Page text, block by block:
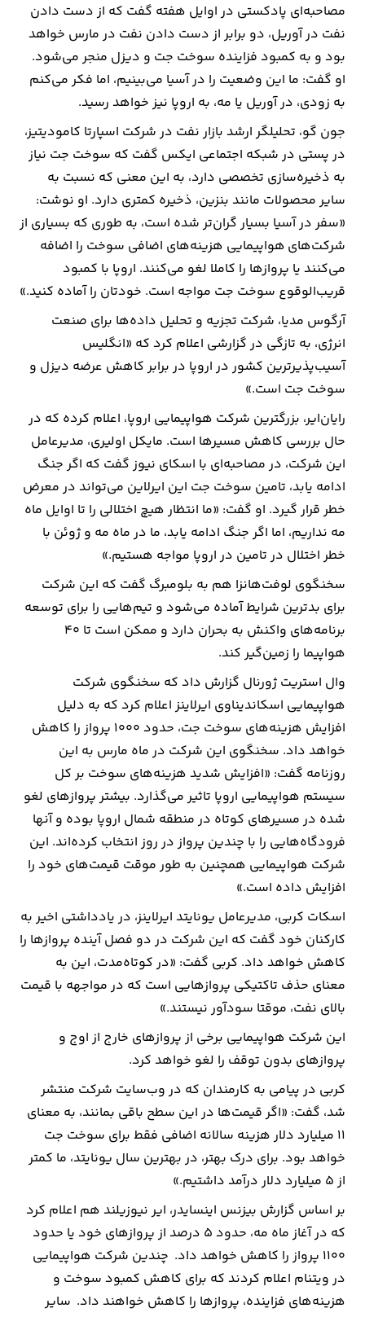
نوتیف
شناور
مصاحبه‌ای پادکستی در اوایل هفته گفت که از دست دادن
نفت در آوریل، دو برابر از دست دادن نفت در مارس خواهد
بود و به کمبود فزاینده سوخت جت و دیزل منجر می‌شود.
او گفت: ما این وضعیت را در آسیا می‌بینیم، اما فکر می‌کنم
به زودی، در آوریل یا مه، به اروپا نیز خواهد رسید.
جون گو، تحلیلگر ارشد بازار نفت در شرکت اسپارتا کامودیتیز،
در پستی در شبکه اجتماعی ایکس گفت که سوخت جت نیاز
به ذخیره‌سازی تخصصی دارد، به این معنی که نسبت به
سایر محصولات مانند بنزین، ذخیره کمتری دارد. او نوشت:
«سفر در آسیا بسیار گران‌تر شده است، به طوری که بسیاری از
شرکت‌های هواپیمایی هزینه‌های اضافی سوخت را اضافه
می‌کنند یا پروازها را کاملا لغو می‌کنند. اروپا با کمبود
قریب‌الوقوع سوخت جت مواجه است. خودتان را آماده کنید.»
آرگوس مدیا، شرکت تجزیه و تحلیل داده‌ها برای صنعت
انرژی، به تازگی در گزارشی اعلام کرد که «انگلیس
آسیب‌پذیرترین کشور در اروپا در برابر کاهش عرضه دیزل و
سوخت جت است.»
رایان‌ایر، بزرگترین شرکت هواپیمایی اروپا، اعلام کرده که در
حال بررسی کاهش مسیرها است. مایکل اولیری، مدیرعامل
این شرکت، در مصاحبه‌ای با اسکای نیوز گفت که اگر جنگ
ادامه یابد، تامین سوخت جت این ایرلاین می‌تواند در معرض
خطر قرار گیرد. او گفت: «ما انتظار هیچ اختلالی را تا اوایل ماه
مه نداریم، اما اگر جنگ ادامه یابد، ما در ماه مه و ژوئن با
خطر اختلال در تامین در اروپا مواجه هستیم.»
سخنگوی لوفت‌هانزا هم به بلومبرگ گفت که این شرکت
برای بدترین شرایط آماده می‌شود و تیم‌هایی را برای توسعه
برنامه‌های واکنش به بحران دارد و ممکن است تا ۴۰
هواپیما را زمین‌گیر کند.
وال استریت ژورنال گزارش داد که سخنگوی شرکت
هواپیمایی اسکاندیناوی ایرلاینز اعلام کرد که به دلیل
افزایش هزینه‌های سوخت جت، حدود ۱۰۰۰ پرواز را کاهش
خواهد داد. سخنگوی این شرکت در ماه مارس به این
روزنامه گفت: «افزایش شدید هزینه‌های سوخت بر کل
سیستم هواپیمایی اروپا تاثیر می‌گذارد. بیشتر پروازهای لغو
شده در مسیرهای کوتاه در منطقه شمال اروپا بوده و آنها
فرودگاه‌هایی را با چندین پرواز در روز انتخاب کرده‌اند. این
شرکت هواپیمایی همچنین به طور موقت قیمت‌های خود را
افزایش داده است.»
اسکات کربی، مدیرعامل یونایتد ایرلاینز، در یادداشتی اخیر به
کارکنان خود گفت که این شرکت در دو فصل آینده پروازها را
کاهش خواهد داد. کربی گفت: «در کوتاه‌مدت، این به
معنای حذف تاکتیکی پروازهایی است که در مواجهه با قیمت
بالای نفت، موقتا سودآور نیستند.»
این شرکت هواپیمایی برخی از پروازهای خارج از اوج و
پروازهای بدون توقف را لغو خواهد کرد.
کربی در پیامی به کارمندان که در وب‌سایت شرکت منتشر
شد، گفت: «اگر قیمت‌ها در این سطح باقی بمانند، به معنای
۱۱ میلیارد دلار هزینه سالانه اضافی فقط برای سوخت جت
خواهد بود. برای درک بهتر، در بهترین سال یونایتد، ما کمتر
از ۵ میلیارد دلار درآمد داشتیم.»
بر اساس گزارش بیزنس اینسایدر، ایر نیوزیلند هم اعلام کرد
که در آغاز ماه مه، حدود ۵ درصد از پروازهای خود یا حدود
۱۱۰۰ پرواز را کاهش خواهد داد. چندین شرکت هواپیمایی
در ویتنام اعلام کردند که برای کاهش کمبود سوخت و
هزینه‌های فزاینده، پروازها را کاهش خواهند داد. سایر